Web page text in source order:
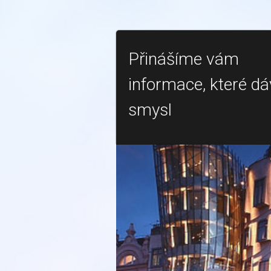
Přinášíme vám
informace, které
smysl